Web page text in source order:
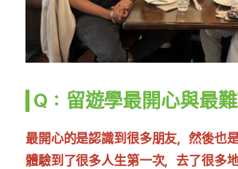
Q：留遊學最開心與最
最開心的是認識到很多朋友，然後也
體驗到了很多人生第一次，去了很多地